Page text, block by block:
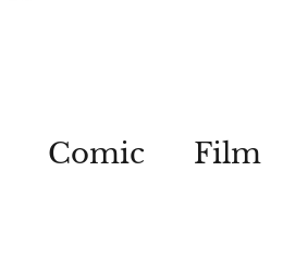
Comic Film